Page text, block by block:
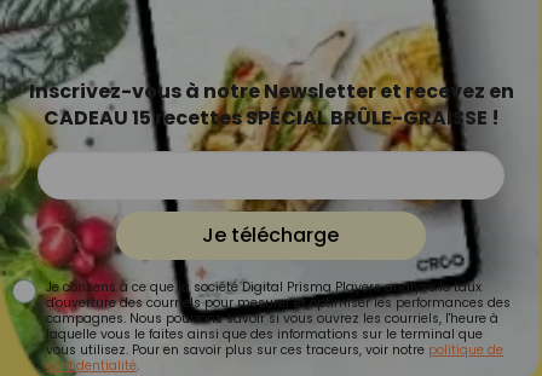
Inscrivez-vous à notre Newsletter et recevez en
CADEAU 15 recettes SPÉCIAL BRÛLE-GRAISSE !
Je télécharge
Je consens à ce que la société Digital Prisma Players analyse le taux
d'ouverture des courriels pour mesurer et optimiser les performances des
campagnes. Nous pourrons savoir si vous ouvrez les courriels, l'heure à
laquelle vous le faites ainsi que des informations sur le terminal que
vous utilisez. Pour en savoir plus sur ces traceurs, voir notre politique de
confidentialité.